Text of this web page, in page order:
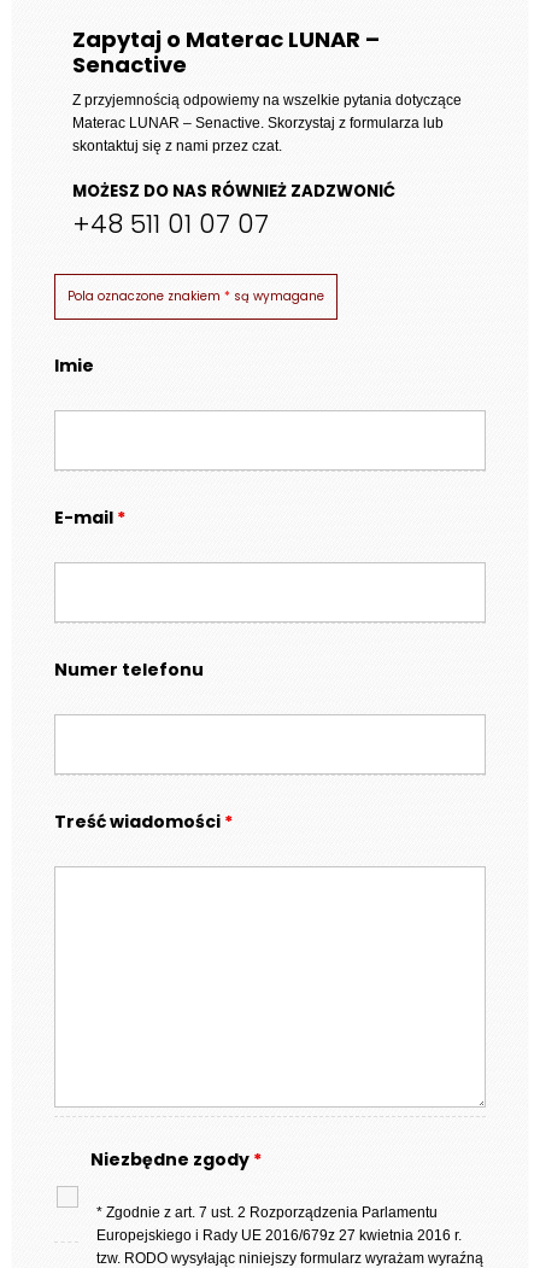
do
029 zł
Zapytaj o Materac LUNAR –
Senactive
Z przyjemnością odpowiemy na wszelkie pytania dotyczące
Materac LUNAR – Senactive. Skorzystaj z formularza lub
skontaktuj się z nami przez czat.
MOŻESZ DO NAS RÓWNIEŻ ZADZWONIĆ
+48 511 01 07 07
Pola oznaczone znakiem * są wymagane
Imie
E-mail *
Numer telefonu
Treść wiadomości *
Niezbędne zgody *
* Zgodnie z art. 7 ust. 2 Rozporządzenia Parlamentu
Europejskiego i Rady UE 2016/679z 27 kwietnia 2016 r.
tzw. RODO wysyłając niniejszy formularz wyrażam wyraźną